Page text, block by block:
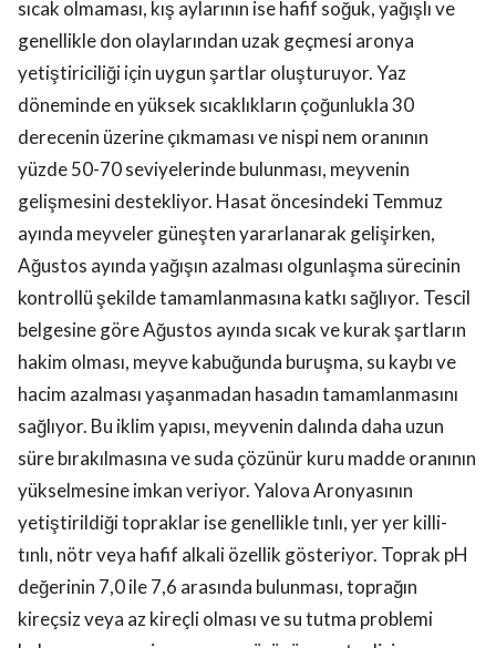
sıcak olmaması, kış aylarının ise hafif soğuk, yağışlı ve
genellikle don olaylarından uzak geçmesi aronya
yetiştiriciliği için uygun şartlar oluşturuyor. Yaz
döneminde en yüksek sıcaklıkların çoğunlukla 30
derecenin üzerine çıkmaması ve nispi nem oranının
yüzde 50-70 seviyelerinde bulunması, meyvenin
gelişmesini destekliyor. Hasat öncesindeki Temmuz
ayında meyveler güneşten yararlanarak gelişirken,
Ağustos ayında yağışın azalması olgunlaşma sürecinin
kontrollü şekilde tamamlanmasına katkı sağlıyor. Tescil
belgesine göre Ağustos ayında sıcak ve kurak şartların
hakim olması, meyve kabuğunda buruşma, su kaybı ve
hacim azalması yaşanmadan hasadın tamamlanmasını
sağlıyor. Bu iklim yapısı, meyvenin dalında daha uzun
süre bırakılmasına ve suda çözünür kuru madde oranının
yükselmesine imkan veriyor. Yalova Aronyasının
yetiştirildiği topraklar ise genellikle tınlı, yer yer killi-
tınlı, nötr veya hafif alkali özellik gösteriyor. Toprak pH
değerinin 7,0 ile 7,6 arasında bulunması, toprağın
kireçsiz veya az kireçli olması ve su tutma problemi